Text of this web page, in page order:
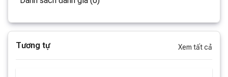
Tương tự Xem tất cả